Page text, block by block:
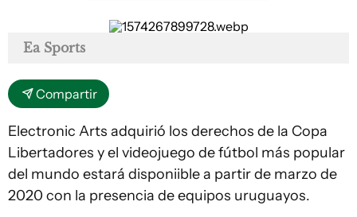
Ea Sports
Compartir
Electronic Arts adquirió los derechos de la Copa
Libertadores y el videojuego de fútbol más popular
del mundo estará disponiible a partir de marzo de
2020 con la presencia de equipos uruguayos.